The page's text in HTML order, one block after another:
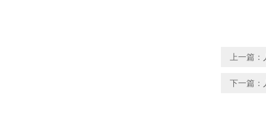
上一篇：
下一篇：